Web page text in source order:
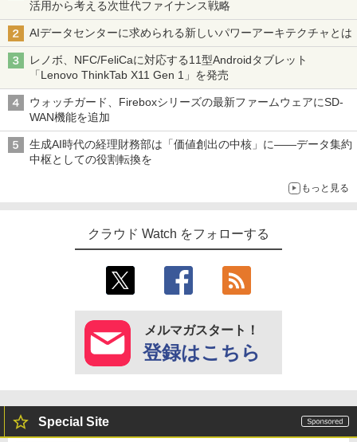
活用から考える次世代ファイナンス戦略
AIデータセンターに求められる新しいパワーアーキテクチャとは
レノボ、NFC/FeliCaに対応する11型Androidタブレット
「Lenovo ThinkTab X11 Gen 1」を発売
ウォッチガード、Fireboxシリーズの最新ファームウェアにSD-
WAN機能を追加
生成AI時代の経理財務部は「価値創出の中核」に――データ集約
中枢としての役割転換を
もっと見る
クラウド Watch をフォローする
メルマガスタート！
登録はこちら
Special Site